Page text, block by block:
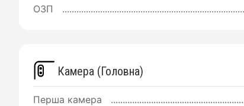
ОЗП
Камера (Головна)
Перша камера